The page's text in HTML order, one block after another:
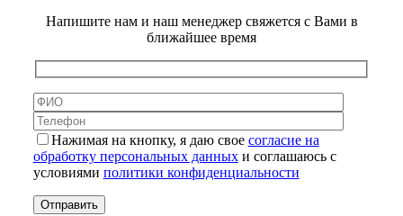
Напишите нам и наш менеджер свяжется с Вами в
ближайшее время
Нажимая на кнопку, я даю свое согласие на
обработку персональных данныхи соглашаюсь с
условиями политики конфиденциальности